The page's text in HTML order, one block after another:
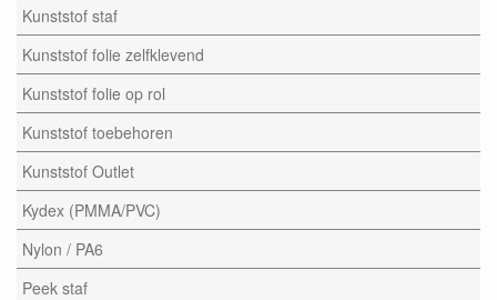
Kunststof staf
Kunststof folie zelfklevend
Kunststof folie op rol
Kunststof toebehoren
Kunststof Outlet
Kydex (PMMA/PVC)
Nylon / PA6
Peek staf